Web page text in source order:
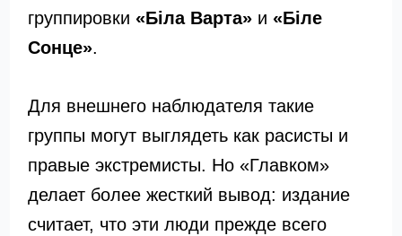
группировки «Біла Варта»и «Біле
Сонце».
Для внешнего наблюдателя такие
группы могут выглядеть как расисты и
правые экстремисты. Но «Главком»
делает более жесткий вывод: издание
считает, что эти люди прежде всего